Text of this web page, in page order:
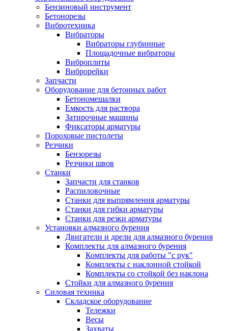
Бензиновый инструмент
Бетонорезы
Вибротехника
Вибраторы
Вибраторы глубинные
Площадочные вибраторы
Виброплиты
Виброрейки
Запчасти
Оборудование для бетонных работ
Бетономешалки
Емкость для раствора
Затирочные машины
Фиксаторы арматуры
Пороховые пистолеты
Резчики
Бензорезы
Резчики швов
Станки
Запчасти для станков
Распиловочные
Станки для выпрямления арматуры
Станки для гибки арматуры
Станки для резки арматуры
Установки алмазного бурения
Двигатели и дрели для алмазного бурения
Комплекты для алмазного бурения
Комплекты для работы "с рук"
Комплекты с наклонной стойкой
Комплекты со стойкой без наклона
Стойки для алмазного бурения
Силовая техника
Складское оборудование
Тележки
Весы
Захваты